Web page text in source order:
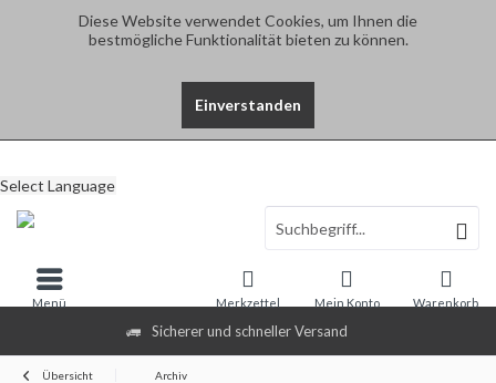
Diese Website verwendet Cookies, um Ihnen die
bestmögliche Funktionalität bieten zu können.
Einverstanden
Sicherer und schneller Versand
Select Language
Warenkorb
Merkzettel Mein Konto
Menü
Übersicht Archiv